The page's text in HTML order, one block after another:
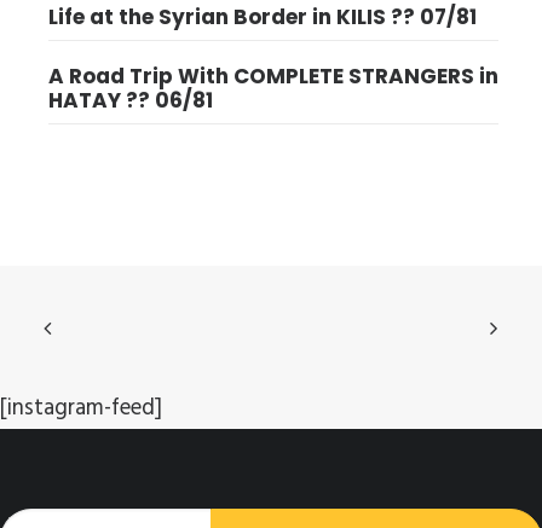
Life at the Syrian Border in KILIS ?? 07/81
A Road Trip With COMPLETE STRANGERS in
HATAY ?? 06/81
[instagram-feed]